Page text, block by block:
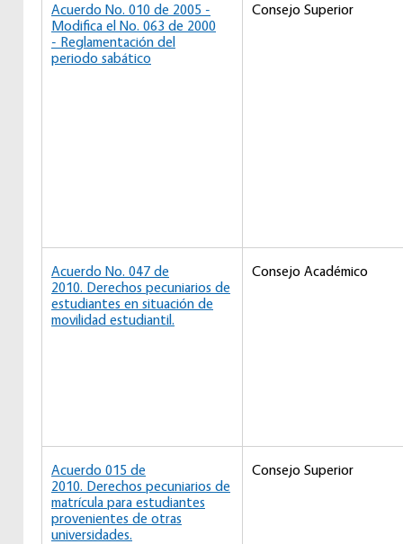
Acuerdo No. 010 de 2005 -
Modifica el No. 063 de 2000
- Reglamentación del
periodo sabático
Consejo Superior
Acuerdo No. 047 de
2010. Derechos pecuniarios de
estudiantes en situación de
movilidad estudiantil.
Consejo Académico
Acuerdo 015 de
2010. Derechos pecuniarios de
matrícula para estudiantes
provenientes de otras
universidades.
Consejo Superior